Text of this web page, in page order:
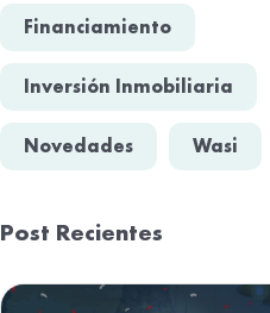
Financiamiento
Inversión Inmobiliaria
Novedades Wasi
Post Recientes